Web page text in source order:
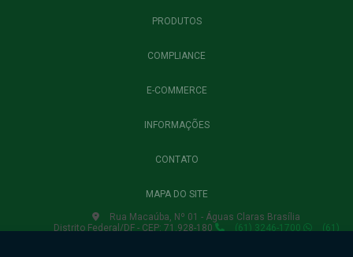
PRODUTOS
COMPLIANCE
E-COMMERCE
INFORMAÇÕES
CONTATO
MAPA DO SITE
Rua Macaúba, Nº 01 - Águas Claras Brasília
Distrito Federal/DF - CEP: 71.928-180
(61) 3246-1700
(61)